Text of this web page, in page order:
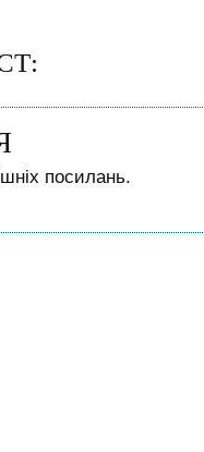
посилань.